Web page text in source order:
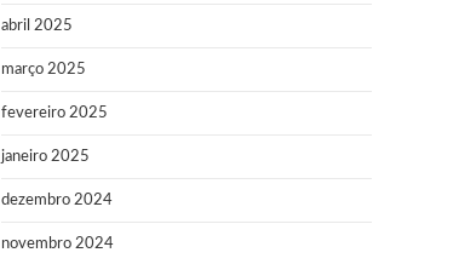
abril 2025
março 2025
fevereiro 2025
janeiro 2025
dezembro 2024
novembro 2024